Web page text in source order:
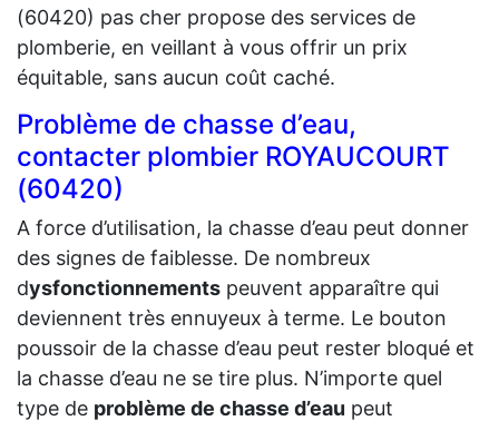
(60420) pas cher propose des services de
plomberie, en veillant à vous offrir un prix
équitable, sans aucun coût caché.
Problème de chasse d’eau,
contacter plombier ROYAUCOURT
(60420)
A force d’utilisation, la chasse d’eau peut donner
des signes de faiblesse. De nombreux
dysfonctionnements peuvent apparaître qui
deviennent très ennuyeux à terme. Le bouton
poussoir de la chasse d’eau peut rester bloqué et
la chasse d’eau ne se tire plus. N’importe quel
type de problème de chasse d’eau peut